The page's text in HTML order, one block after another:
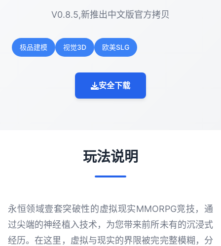
V0.8.5,新推出中文版官方拷贝
极品建模 视觉3D 欧美SLG
安全下载
玩法说明
永恒领域壹套突破性的虚拟现实MMORPG竞技，通
过尖端的神经植入技术，为您带来前所未有的沉浸式
经历。在这里，虚拟与现实的界限被完完整模糊，分